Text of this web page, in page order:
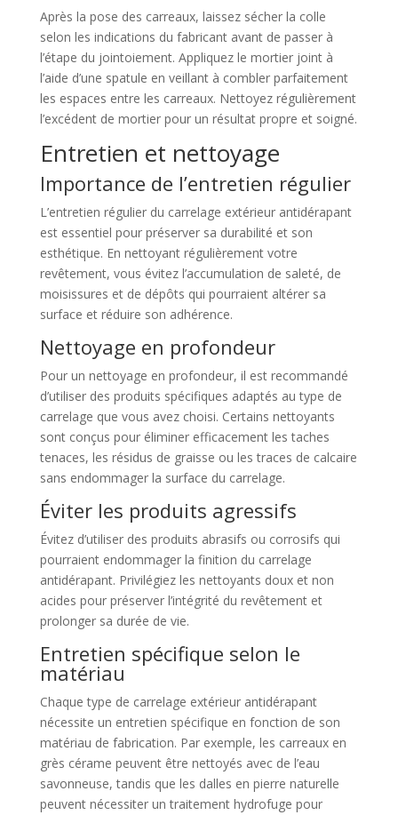
Après la pose des carreaux, laissez sécher la colle
selon les indications du fabricant avant de passer à
l’étape du jointoiement. Appliquez le mortier joint à
l’aide d’une spatule en veillant à combler parfaitement
les espaces entre les carreaux. Nettoyez régulièrement
l’excédent de mortier pour un résultat propre et soigné.
Entretien et nettoyage
Importance de l’entretien régulier
L’entretien régulier du carrelage extérieur antidérapant
est essentiel pour préserver sa durabilité et son
esthétique. En nettoyant régulièrement votre
revêtement, vous évitez l’accumulation de saleté, de
moisissures et de dépôts qui pourraient altérer sa
surface et réduire son adhérence.
Nettoyage en profondeur
Pour un nettoyage en profondeur, il est recommandé
d’utiliser des produits spécifiques adaptés au type de
carrelage que vous avez choisi. Certains nettoyants
sont conçus pour éliminer efficacement les taches
tenaces, les résidus de graisse ou les traces de calcaire
sans endommager la surface du carrelage.
Éviter les produits agressifs
Évitez d’utiliser des produits abrasifs ou corrosifs qui
pourraient endommager la finition du carrelage
antidérapant. Privilégiez les nettoyants doux et non
acides pour préserver l’intégrité du revêtement et
prolonger sa durée de vie.
Entretien spécifique selon le
matériau
Chaque type de carrelage extérieur antidérapant
nécessite un entretien spécifique en fonction de son
matériau de fabrication. Par exemple, les carreaux en
grès cérame peuvent être nettoyés avec de l’eau
savonneuse, tandis que les dalles en pierre naturelle
peuvent nécessiter un traitement hydrofuge pour